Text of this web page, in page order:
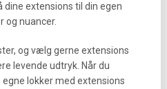
extensions til din egen
og nuancer.
og vælg gerne extensions
levende udtryk. Når du
lokker med extensions